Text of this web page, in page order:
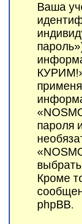
Ваша
пароля
Кроме
phpBB.